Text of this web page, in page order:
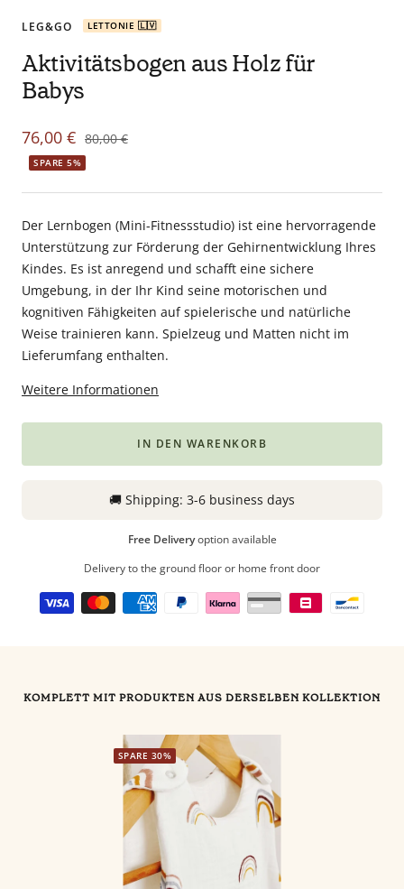
tant
que
parents
de
maman
au
bain
avec
Papa.
Meilleurs
Babyphones,
coussins
maternité
ciel
de
gehen
gehen
LEG&GO LETTONIE 🇱🇻
Aktivitätsbogen aus Holz für
Babys
Angebotspreis
76,00 € Regulärer
Preis
80,00 €
SPARE 5%
Der Lernbogen (Mini-Fitnessstudio) ist eine hervorragende
Unterstützung zur Förderung der Gehirnentwicklung Ihres
Kindes. Es ist anregend und schafft eine sichere
Umgebung, in der Ihr Kind seine motorischen und
kognitiven Fähigkeiten auf spielerische und natürliche
Weise trainieren kann. Spielzeug und Matten nicht im
Lieferumfang enthalten.
Weitere Informationen
IN DEN WARENKORB
🚚 Shipping: 3-6 business days
Free Deliveryoption available
Delivery to the ground floor or home front door
KOMPLETT MIT PRODUKTEN AUS DERSELBEN KOLLEKTION
SPARE 30%